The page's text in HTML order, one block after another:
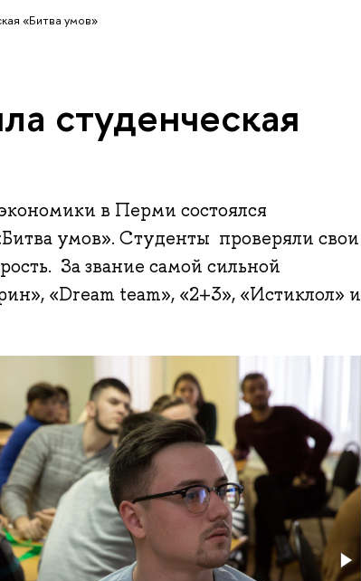
«Битва умов»
студенческая
в Перми состоялся
умов». Студенты проверяли свои
За звание самой сильной
«Dream team», «2+3», «Истиклол» и